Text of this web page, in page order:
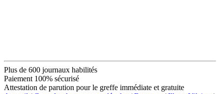
Plus de 600 journaux habilités
Paiement 100% sécurisé
Attestation de parution pour le greffe immédiate et gratuite